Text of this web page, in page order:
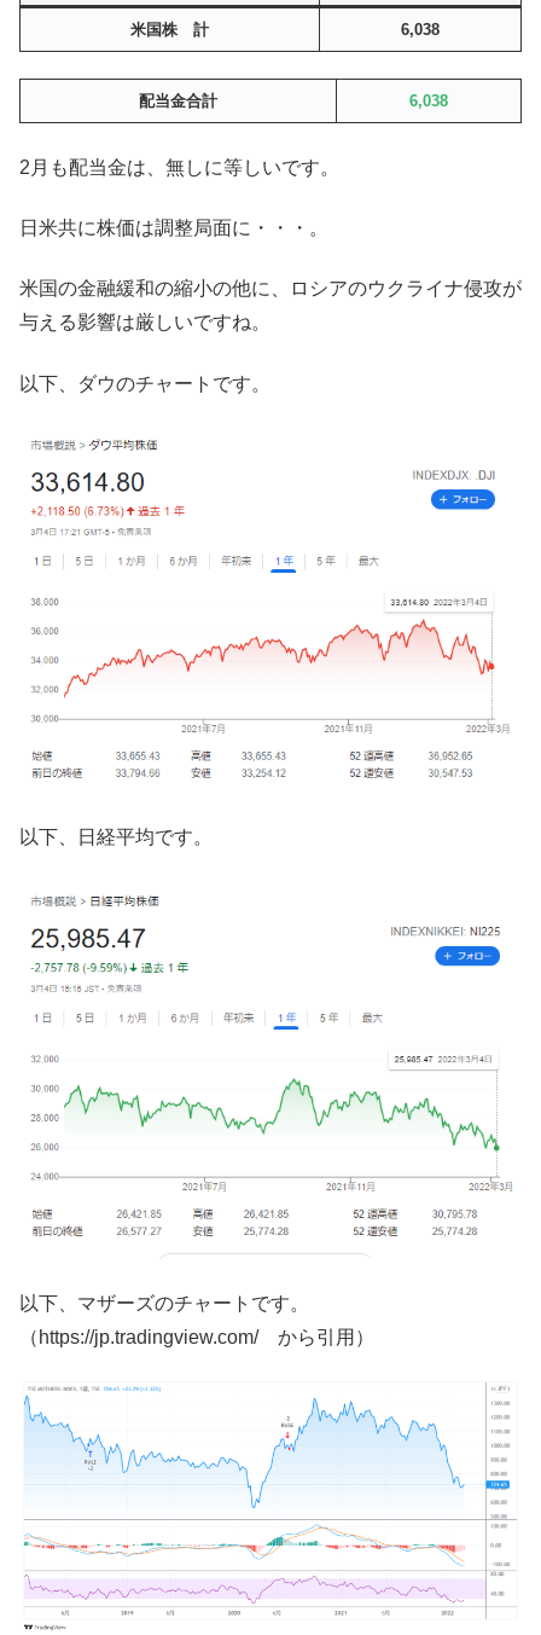
米国株 計 6,038
配当金合計 6,038
2月も配当金は、無しに等しいです。
日米共に株価は調整局面に・・・。
米国の金融緩和の縮小の他に、ロシアのウクライナ侵攻が
与える影響は厳しいですね。
以下、ダウのチャートです。
以下、日経平均です。
以下、マザーズのチャートです。
（https://jp.tradingview.com/ から引用）